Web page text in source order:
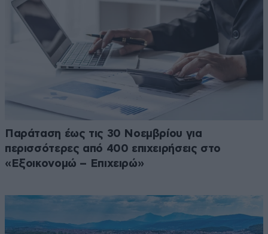
Παράταση έως τις 30 Νοεμβρίου για
περισσότερες από 400 επιχειρήσεις στο
«Εξοικονομώ – Επιχειρώ»